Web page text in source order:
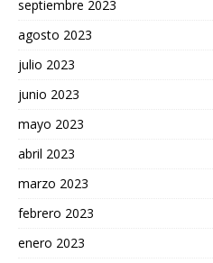
septiembre 2023
agosto 2023
julio 2023
junio 2023
mayo 2023
abril 2023
marzo 2023
febrero 2023
enero 2023